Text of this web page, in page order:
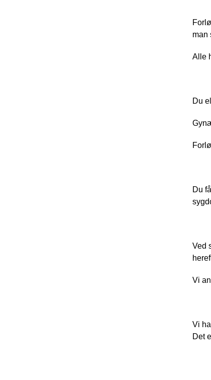
man
Alle
Du
Du
Ved
Vi
Vi
Det